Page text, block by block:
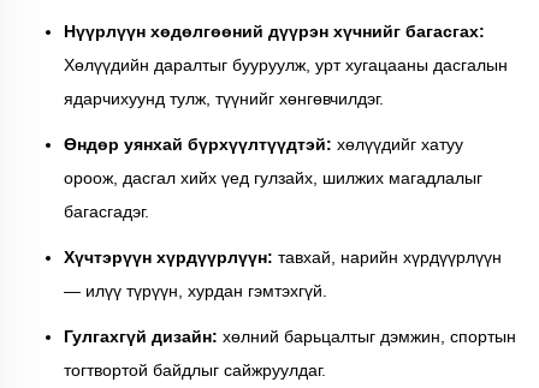
Нүүрлүүн хөдөлгөөний дүүрэн хүчнийг багасгах:
Хөлүүдийн даралтыг бууруулж, урт хугацааны дасгалын
ядарчихуунд тулж, түүнийг хөнгөвчилдэг.
Өндөр уянхай бүрхүүлтүүдтэй: хөлүүдийг хатуу
ороож, дасгал хийх үед гулзайх, шилжих магадлалыг
багасгадэг.
Хүчтэрүүн хүрдүүрлүүн: тавхай, нарийн хүрдүүрлүүн
— илүү түрүүн, хурдан гэмтэхгүй.
Гулгахгүй дизайн: хөлний барьцалтыг дэмжин, спортын
тогтвортой байдлыг сайжруулдаг.